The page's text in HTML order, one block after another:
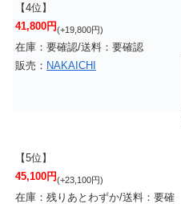
【4位】
41,800円(+19,800円)
在庫：要確認/送料：要確認
販売： NAKAICHI
【5位】
45,100円(+23,100円)
在庫：残りあとわずか/送料：要確